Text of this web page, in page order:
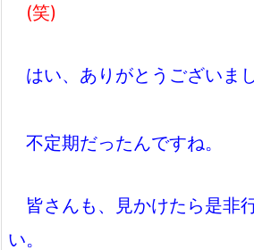
(笑)
はい、ありがとうございまし
不定期だったんですね。
皆さんも、見かけたら是非
い。